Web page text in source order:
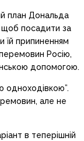
план Дональда
щоб посадити за
їй припиненням
Росію,
допомогою.
одноходівкою”.
але не
в теперішній